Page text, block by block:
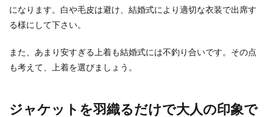
海外の面白映像などで、フラッシュモブを使った
になります。白や毛皮は避け、結婚式により適切な衣装で出席す
る様にして下さい。
また、あまり安すぎる上着も結婚式には不釣り合いです。その点
も考えて、上着を選びましょう。
ジャケットを羽織るだけで大人の印象で